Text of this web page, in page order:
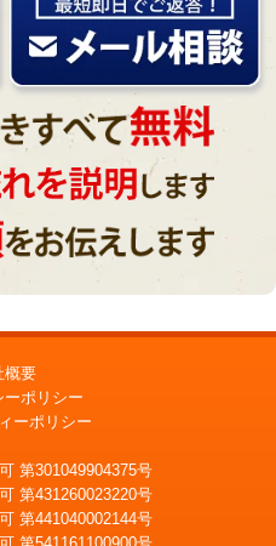
概要
ーポリシー
ーポリシー
第301049904375号
第431260023220号
第441040002144号